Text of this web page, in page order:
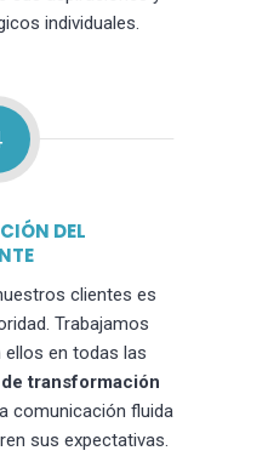
individuales.
DEL
clientes es
Trabajamos
en todas las
transformación
comunicación fluida
sus expectativas.